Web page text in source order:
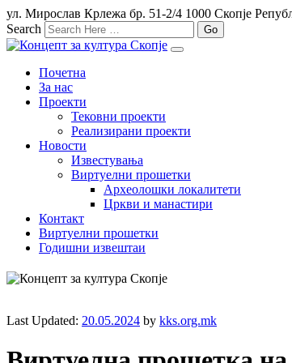
ул. Мирослав Крлежа бр. 51-2/4 1000 Скопје
Search
Почетна
За нас
Проекти
Тековни проекти
Реализирани проекти
Новости
Известувања
Виртуелни прошетки
Археолошки локалитети
Цркви и манастири
Контакт
Виртуелни прошетки
Годишни извештаи
Last Updated: 20.05.2024 by kks.org.mk